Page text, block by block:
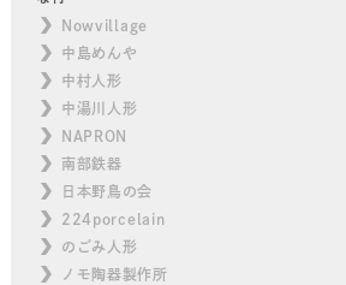
Nowvillage
中島めんや
中村人形
中湯川人形
NAPRON
南部鉄器
日本野鳥の会
224porcelain
のごみ人形
ノモ陶器製作所